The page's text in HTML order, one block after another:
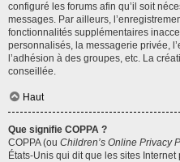
configuré les forums afin qu’il soit
messages. Par ailleurs,
fonctionnalités supplémentaires
personnalisés, la messagerie privée,
l’adhésion à des groupes, etc. La
conseillée.
Haut
Que signifie COPPA ?
COPPA (ou Children’s Online Privacy
États-Unis qui dit que les sites